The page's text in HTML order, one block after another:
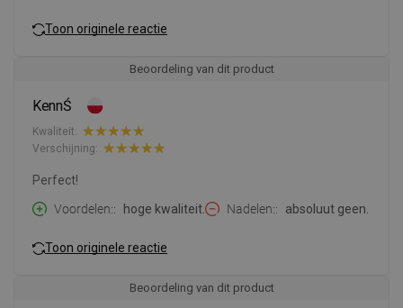
Toon originele reactie
Beoordeling van dit product
KennŚ
Kwaliteit:
Verschijning:
Perfect!
Voordelen:
hoge kwaliteit. Nadelen: absoluut geen.
Toon originele reactie
Beoordeling van dit product